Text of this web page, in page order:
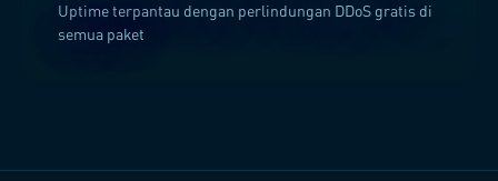
Uptime terpantau dengan perlindungan DDoS gratis di
semua paket